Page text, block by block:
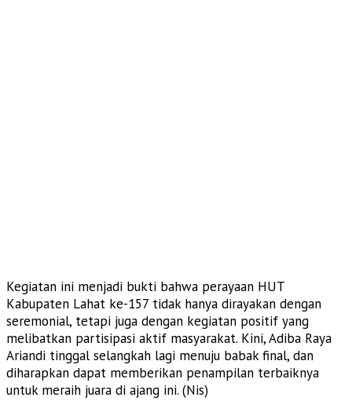
Kegiatan ini menjadi bukti bahwa perayaan HUT
Kabupaten Lahat ke-157 tidak hanya dirayakan dengan
seremonial, tetapi juga dengan kegiatan positif yang
melibatkan partisipasi aktif masyarakat. Kini, Adiba Raya
Ariandi tinggal selangkah lagi menuju babak final, dan
diharapkan dapat memberikan penampilan terbaiknya
untuk meraih juara di ajang ini. (Nis)